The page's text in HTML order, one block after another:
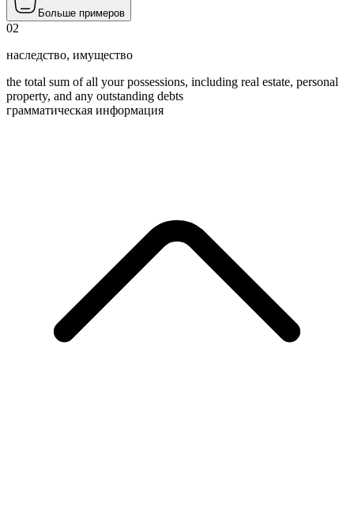
Больше примеров
02
наследство, имущество
the total sum of all your possessions, including real estate, personal
property, and any outstanding debts
грамматическая информация